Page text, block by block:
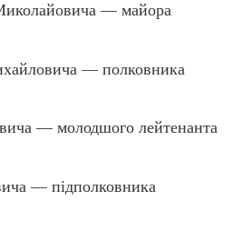
— майора
— полковника
— молодшого лейтенанта
— підполковника